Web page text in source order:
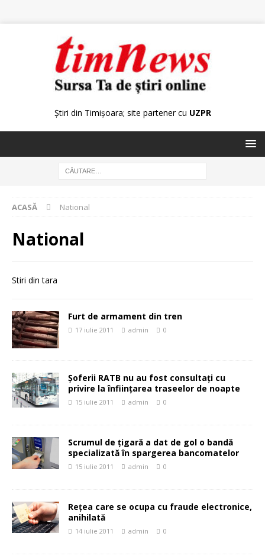
Știri din Timișoara; site partener cu UZPR
ACASĂ National
National
Stiri din tara
Furt de armament din tren
17 iulie 2011 admin 0
Şoferii RATB nu au fost consultaţi cu
privire la înfiinţarea traseelor de noapte
15 iulie 2011 admin 0
Scrumul de ţigară a dat de gol o bandă
specializată în spargerea bancomatelor
15 iulie 2011 admin 0
Reţea care se ocupa cu fraude electronice,
anihilată
14 iulie 2011 admin 0